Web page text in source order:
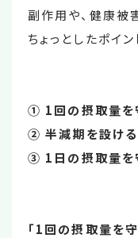
副作用や、健康被
ちょっとしたポイ
① 1回の摂取量を
② 半減期を設ける
③ 1日の摂取量を
「1回の摂取量を守